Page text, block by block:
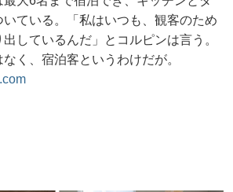
ている。「私はいつも、観客のため
しているんだ」とコルピンは言う。
く、宿泊客というわけだが。